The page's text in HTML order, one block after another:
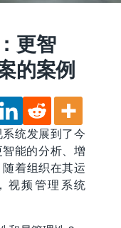
更智
的案例
统发展到了今
能的分析、增
着组织在其运
视频管理系统